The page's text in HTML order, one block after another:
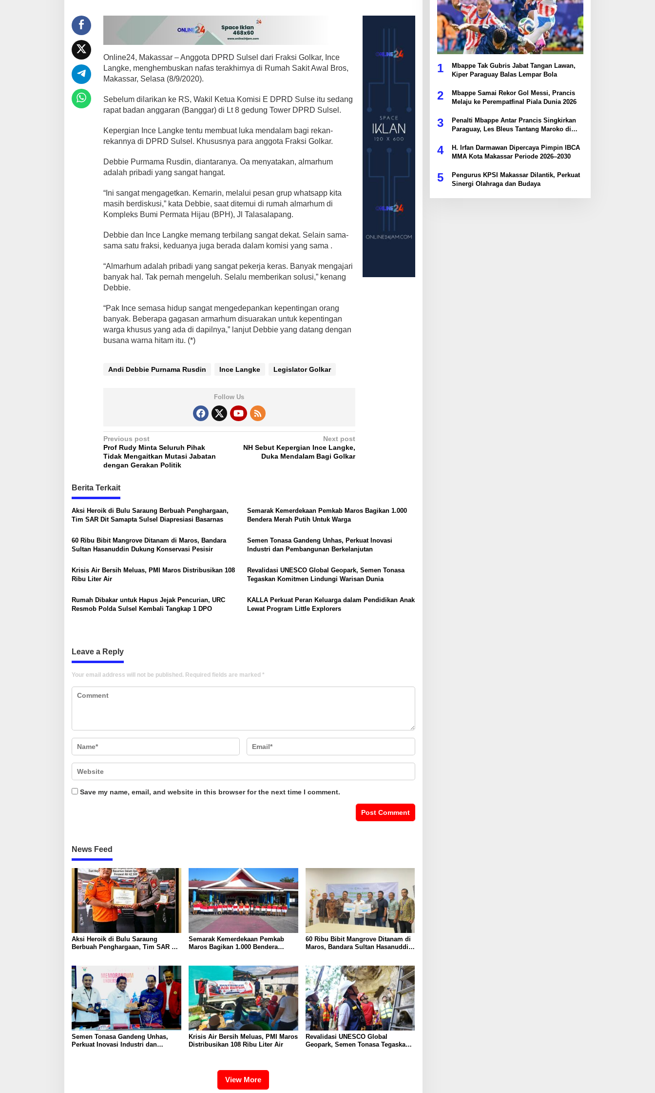
c
a
g
k
e
D
b
i
e
u
n
m
a
:
k
e
j
K
a
s
a
n
d
e
t
i
n
a
k
Online24, Makassar – Anggota DPRD Sulsel dari Fraksi Golkar, Ince
Langke, menghembuskan nafas terakhirnya di Rumah Sakit Awal Bros,
Makassar, Selasa (8/9/2020).
Sebelum dilarikan ke RS, Wakil Ketua Komisi E DPRD Sulse itu sedang
rapat badan anggaran (Banggar) di Lt 8 gedung Tower DPRD Sulsel.
Kepergian Ince Langke tentu membuat luka mendalam bagi rekan-
rekannya di DPRD Sulsel. Khususnya para anggota Fraksi Golkar.
Debbie Purmama Rusdin, diantaranya. Oa menyatakan, almarhum
adalah pribadi yang sangat hangat.
“Ini sangat mengagetkan. Kemarin, melalui pesan grup whatsapp kita
masih berdiskusi,” kata Debbie, saat ditemui di rumah almarhum di
Kompleks Bumi Permata Hijau (BPH), Jl Talasalapang.
Debbie dan Ince Langke memang terbilang sangat dekat. Selain sama-
sama satu fraksi, keduanya juga berada dalam komisi yang sama .
“Almarhum adalah pribadi yang sangat pekerja keras. Banyak mengajari
banyak hal. Tak pernah mengeluh. Selalu memberikan solusi,” kenang
Debbie.
“Pak Ince semasa hidup sangat mengedepankan kepentingan orang
banyak. Beberapa gagasan armarhum disuarakan untuk kepentingan
warga khusus yang ada di dapilnya,” lanjut Debbie yang datang dengan
busana warna hitam itu. (*)
Andi Debbie Purnama Rusdin Ince Langke Legislator Golkar
Follow Us
P
o
s
n
a
v
i
g
a
t
o
Previous post
Prof Rudy Minta Seluruh Pihak
Tidak Mengaitkan Mutasi Jabatan
dengan Gerakan Politik
Next post
NH Sebut Kepergian Ince Langke,
Duka Mendalam Bagi Golkar
Berita Terkait
Aksi Heroik di Bulu Saraung Berbuah Penghargaan,
Tim SAR Dit Samapta Sulsel Diapresiasi Basarnas
Semarak Kemerdekaan Pemkab Maros Bagikan 1.000
Bendera Merah Putih Untuk Warga
60 Ribu Bibit Mangrove Ditanam di Maros, Bandara
Sultan Hasanuddin Dukung Konservasi Pesisir
Semen Tonasa Gandeng Unhas, Perkuat Inovasi
Industri dan Pembangunan Berkelanjutan
Krisis Air Bersih Meluas, PMI Maros Distribusikan 108
Ribu Liter Air
Revalidasi UNESCO Global Geopark, Semen Tonasa
Tegaskan Komitmen Lindungi Warisan Dunia
Rumah Dibakar untuk Hapus Jejak Pencurian, URC
Resmob Polda Sulsel Kembali Tangkap 1 DPO
KALLA Perkuat Peran Keluarga dalam Pendidikan Anak
Lewat Program Little Explorers
Leave a Reply
Your email address will not be published. Required fields are marked *
Save my name, email, and website in this browser for the next time I comment.
News Feed
Aksi Heroik di Bulu Saraung
Berbuah Penghargaan, Tim SAR Dit
Semarak Kemerdekaan Pemkab
Maros Bagikan 1.000 Bendera
60 Ribu Bibit Mangrove Ditanam di
Maros, Bandara Sultan Hasanuddin
Semen Tonasa Gandeng Unhas,
Perkuat Inovasi Industri dan
Krisis Air Bersih Meluas, PMI Maros
Distribusikan 108 Ribu Liter Air
Revalidasi UNESCO Global
Geopark, Semen Tonasa Tegaskan
View More
1
Mbappe Tak Gubris Jabat Tangan Lawan,
Kiper Paraguay Balas Lempar Bola
2
Mbappe Samai Rekor Gol Messi, Prancis
Melaju ke Perempatfinal Piala Dunia 2026
3
Penalti Mbappe Antar Prancis Singkirkan
Paraguay, Les Bleus Tantang Maroko di
4
H. Irfan Darmawan Dipercaya Pimpin IBCA
MMA Kota Makassar Periode 2026–2030
5
Pengurus KPSI Makassar Dilantik, Perkuat
Sinergi Olahraga dan Budaya